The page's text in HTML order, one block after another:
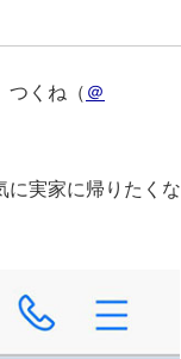
つくね（ ＠
に実家に帰りたくな